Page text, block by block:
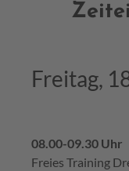
Freitag,
08.00-09.30 Uhr
Freies Training